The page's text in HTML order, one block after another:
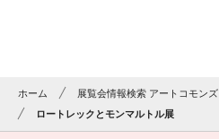
ホーム
展覧会情報検索 アートコモンズ
ロートレックとモンマルトル展